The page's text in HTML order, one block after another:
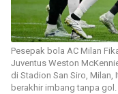
Pesepak bola AC Milan
Juventus Weston
di Stadion San Siro, Milan,
berakhir imbang tanpa